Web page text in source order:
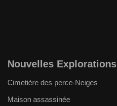
Nouvelles Explorations
Cimetière des perce-Neiges
Maison assassinée